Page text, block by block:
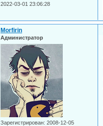
2022-03-01 23:06:28
Morfirin
Администратор
Зарегистрирован: 2008-12-05